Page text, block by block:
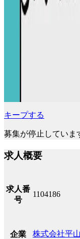
キープする
募集が停止していま
求人概要
求人番
号
1104186
企業 株式会社平